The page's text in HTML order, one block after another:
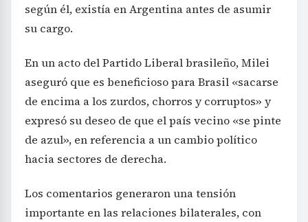
según él, existía en Argentina antes de asumir
su cargo.
En un acto del Partido Liberal brasileño, Milei
aseguró que es beneficioso para Brasil «sacarse
de encima a los zurdos, chorros y corruptos» y
expresó su deseo de que el país vecino «se pinte
de azul», en referencia a un cambio político
hacia sectores de derecha.
Los comentarios generaron una tensión
importante en las relaciones bilaterales, con